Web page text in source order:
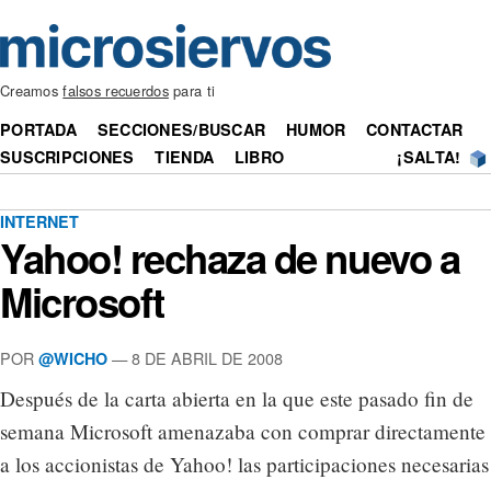
Creamosfalsos recuerdospara ti
PORTADA SECCIONES/BUSCAR HUMOR
CONTACTAR
SUSCRIPCIONES
TIENDA LIBRO ¡SALTA!
INTERNET
Yahoo! rechaza de nuevo a
Microsoft
POR @WICHO — 8 DE ABRIL DE 2008
Después de la carta abierta en la que este pasado fin de
semana Microsoft amenazaba con comprar directamente
a los accionistas de Yahoo! las participaciones necesarias